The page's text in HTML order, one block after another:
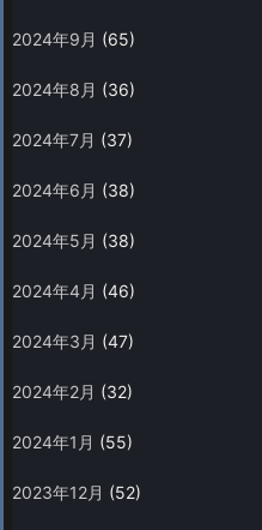
2024年9月 (65)
2024年8月 (36)
2024年7月 (37)
2024年6月 (38)
2024年5月 (38)
2024年4月 (46)
2024年3月 (47)
2024年2月 (32)
2024年1月 (55)
2023年12月 (52)